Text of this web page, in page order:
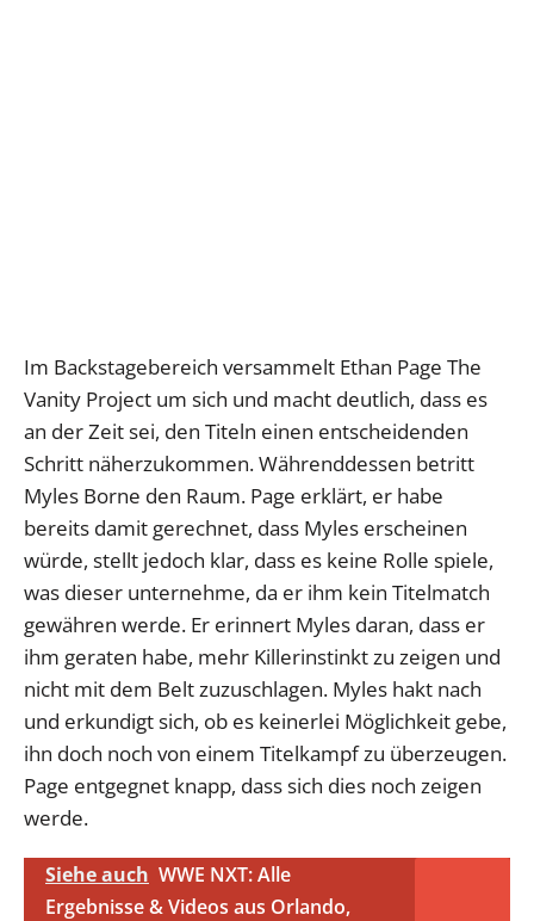
Im Backstagebereich versammelt Ethan Page The
Vanity Project um sich und macht deutlich, dass es
an der Zeit sei, den Titeln einen entscheidenden
Schritt näherzukommen. Währenddessen betritt
Myles Borne den Raum. Page erklärt, er habe
bereits damit gerechnet, dass Myles erscheinen
würde, stellt jedoch klar, dass es keine Rolle spiele,
was dieser unternehme, da er ihm kein Titelmatch
gewähren werde. Er erinnert Myles daran, dass er
ihm geraten habe, mehr Killerinstinkt zu zeigen und
nicht mit dem Belt zuzuschlagen. Myles hakt nach
und erkundigt sich, ob es keinerlei Möglichkeit gebe,
ihn doch noch von einem Titelkampf zu überzeugen.
Page entgegnet knapp, dass sich dies noch zeigen
werde.
Siehe auch WWE NXT: Alle
Ergebnisse & Videos aus Orlando,